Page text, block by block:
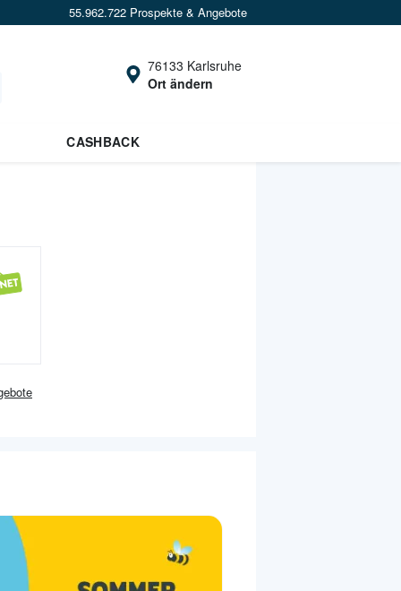
55.962.722 Prospekte & Angebote
76133 Karlsruhe
Ort ändern
CASHBACK